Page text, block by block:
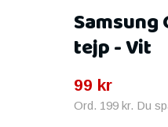
Samsung
tejp - Vit
99 kr
Ord. 199 kr. Du